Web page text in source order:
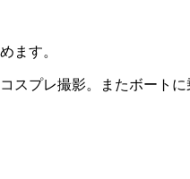
ます。
プレ撮影。またボート